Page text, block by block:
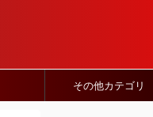
その他カテゴリ